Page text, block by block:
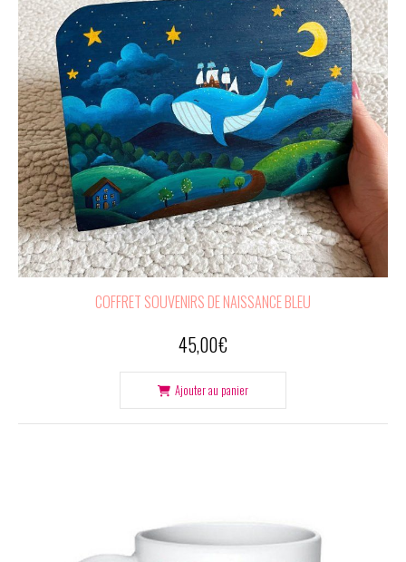
COFFRET SOUVENIRS DE NAISSANCE BLEU
45,00€
Ajouter au panier